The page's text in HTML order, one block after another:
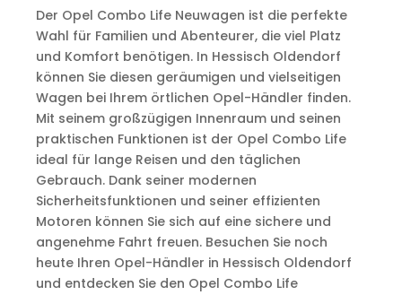
Der Opel Combo Life Neuwagen ist die perfekte
Wahl für Familien und Abenteurer, die viel Platz
und Komfort benötigen. In Hessisch Oldendorf
können Sie diesen geräumigen und vielseitigen
Wagen bei Ihrem örtlichen Opel-Händler finden.
Mit seinem großzügigen Innenraum und seinen
praktischen Funktionen ist der Opel Combo Life
ideal für lange Reisen und den täglichen
Gebrauch. Dank seiner modernen
Sicherheitsfunktionen und seiner effizienten
Motoren können Sie sich auf eine sichere und
angenehme Fahrt freuen. Besuchen Sie noch
heute Ihren Opel-Händler in Hessisch Oldendorf
und entdecken Sie den Opel Combo Life